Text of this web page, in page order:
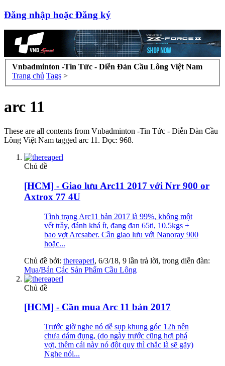
Đăng nhập hoặc Đăng ký
Vnbadminton -Tin Tức - Diễn Đàn Cầu Lông Việt Nam
Trang chủ Tags >
arc 11
These are all contents from Vnbadminton -Tin Tức - Diễn Đàn Cầu
Lông Việt Nam tagged arc 11. Đọc: 968.
Chủ đề
[HCM] - Giao lưu Arc11 2017 với Nrr 900 or
Axtrox 77 4U
Tình trạng Arc11 bản 2017 là 99%, không một
vết trầy, đánh khá ít, đang đan 65ti, 10.5kgs +
bao vợt Arcsaber. Cần giao lưu với Nanoray 900
hoặc...
Chủ đề bởi: thereaperl, 6/3/18, 9 lần trả lời, trong diễn đàn:
Mua/Bán Các Sản Phẩm Cầu Lông
Chủ đề
[HCM] - Cần mua Arc 11 bản 2017
Trước giờ nghe nó dễ sụp khung góc 12h nên
chưa dám đụng, (do ngày trước cũng hơi phá
vợt, thêm cái này nó đột quỵ thì chắc là sẽ gãy)
Nghe nói...